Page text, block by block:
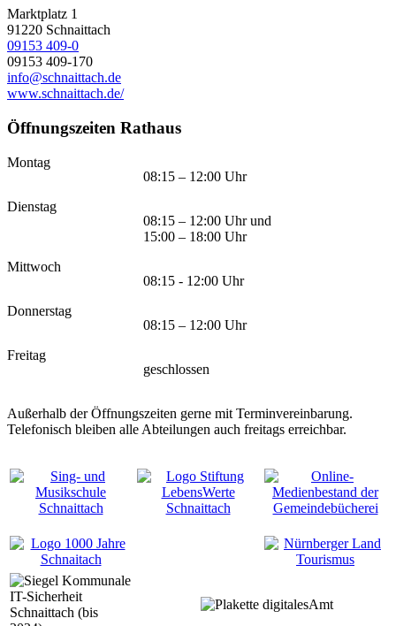
Marktplatz 1
91220 Schnaittach
09153 409-0
09153 409-170
info@schnaittach.de
www.schnaittach.de/
Öffnungszeiten Rathaus
Montag
08:15 – 12:00 Uhr
Dienstag
08:15 – 12:00 Uhr und
15:00 – 18:00 Uhr
Mittwoch
08:15 - 12:00 Uhr
Donnerstag
08:15 – 12:00 Uhr
Freitag
geschlossen
Außerhalb der Öffnungszeiten gerne mit Terminvereinbarung.
Telefonisch bleiben alle Abteilungen auch freitags erreichbar.